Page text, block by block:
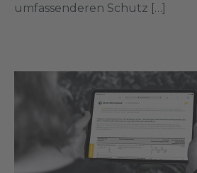
umfassenderen Schutz […]